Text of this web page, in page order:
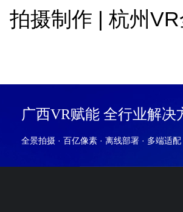
拍摄制作 | 杭州
广西VR赋能 全行业解决
全景拍摄 · 百亿像素 · 离线部署 · 多端适